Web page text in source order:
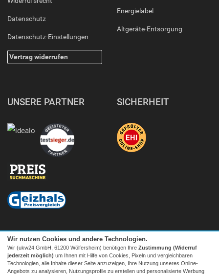
Datenschutz
Datenschutz-Einstellungen
Vertrag widerrufen
Energielabel
Altgeräte-Entsorgung
UNSERE PARTNER SICHERHEIT
Wir nutzen Cookies und andere Technologien.
Wir (ukw24 GmbH, 61200 Wölfersheim) benötigen Ihre Zustimmung (Widerruf
jederzeit möglich) um Ihnen mit Hilfe von Cookies, Pixeln und vergleichbaren
Technologien, alle Inhalte dieser Seite anzuzeigen, Ihre Nutzung unseres Online-
Angebots zu analysieren, Nutzungsprofile zu erstellen und personalisierte Werbung